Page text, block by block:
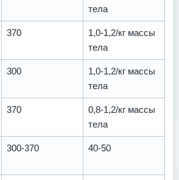
тела
370
1,0-1,2/кг массы
тела
300
1,0-1,2/кг массы
тела
370
0,8-1,2/кг массы
тела
300-370 40-50